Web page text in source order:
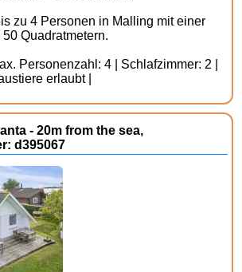
zu 4 Personen in Malling mit einer
Quadratmetern.
Personenzahl: 4 | Schlafzimmer: 2 |
erlaubt |
- 20m from the sea,
d395067